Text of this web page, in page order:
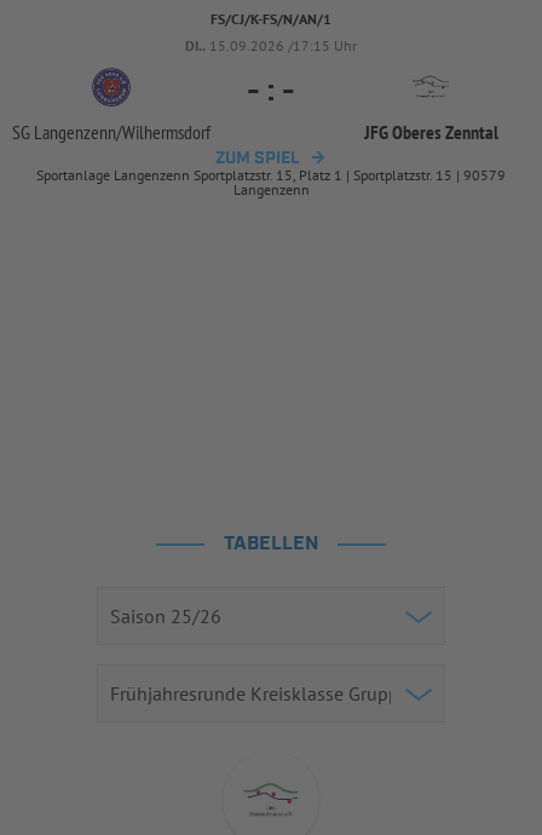
FS/CJ/K-FS/N/AN/1
DI.. 15.09.2026 /17:15 Uhr
SG Langenzenn/Wilhermsdorf
- : -
JFG Oberes Zenntal
ZUM SPIEL
Sportanlage Langenzenn Sportplatzstr. 15, Platz 1 | Sportplatzstr. 15 | 90579
Langenzenn
TABELLEN